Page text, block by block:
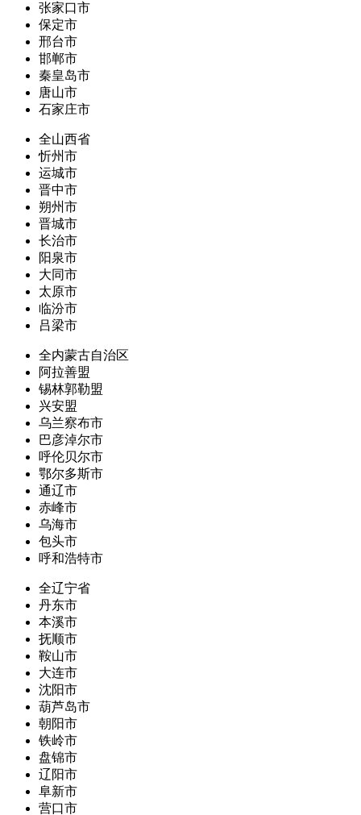
张家口市
保定市
邢台市
邯郸市
秦皇岛市
唐山市
石家庄市
全山西省
忻州市
运城市
晋中市
朔州市
晋城市
长治市
阳泉市
大同市
太原市
临汾市
吕梁市
全内蒙古自治区
阿拉善盟
锡林郭勒盟
兴安盟
乌兰察布市
巴彦淖尔市
呼伦贝尔市
鄂尔多斯市
通辽市
赤峰市
乌海市
包头市
呼和浩特市
全辽宁省
丹东市
本溪市
抚顺市
鞍山市
大连市
沈阳市
葫芦岛市
朝阳市
铁岭市
盘锦市
辽阳市
阜新市
营口市